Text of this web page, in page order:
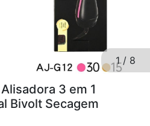
1/ 8
3 em 1
Bivolt Secagem